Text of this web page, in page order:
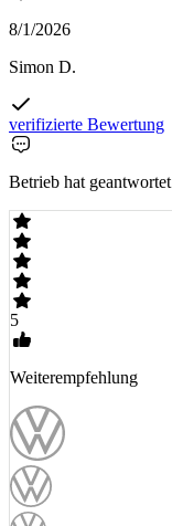
8/1/2026
Simon D.
verifizierte Bewertung
Betrieb hat geantwortet
5
Weiterempfehlung